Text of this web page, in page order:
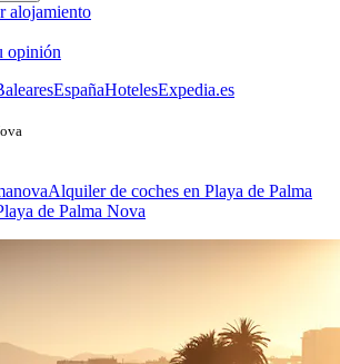
alojamiento
opinión
EspañaHotelesExpedia.es
Alquiler de coches en Playa de Palma
de Palma Nova